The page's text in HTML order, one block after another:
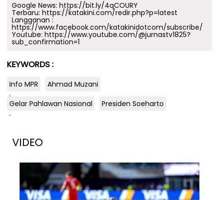
Google News: https://bit.ly/4qCOURY
Terbaru: https://katakini.com/redir.php?p=latest
Langganan :
https://www.facebook.com/katakinidotcom/subscribe/
Youtube: https://www.youtube.com/@jurnastv1825?
sub_confirmation=1
KEYWORDS :
Info MPR
Ahmad Muzani
.
Gelar Pahlawan Nasional
Presiden Soeharto
.
VIDEO